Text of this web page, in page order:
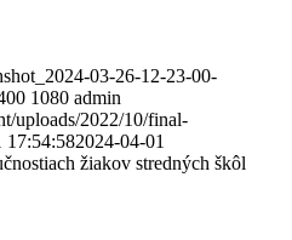
03-26-12-23-00-
1080 admin
uploads/2022/10/final-
17:54:582024-04-01
žiakov stredných škôl